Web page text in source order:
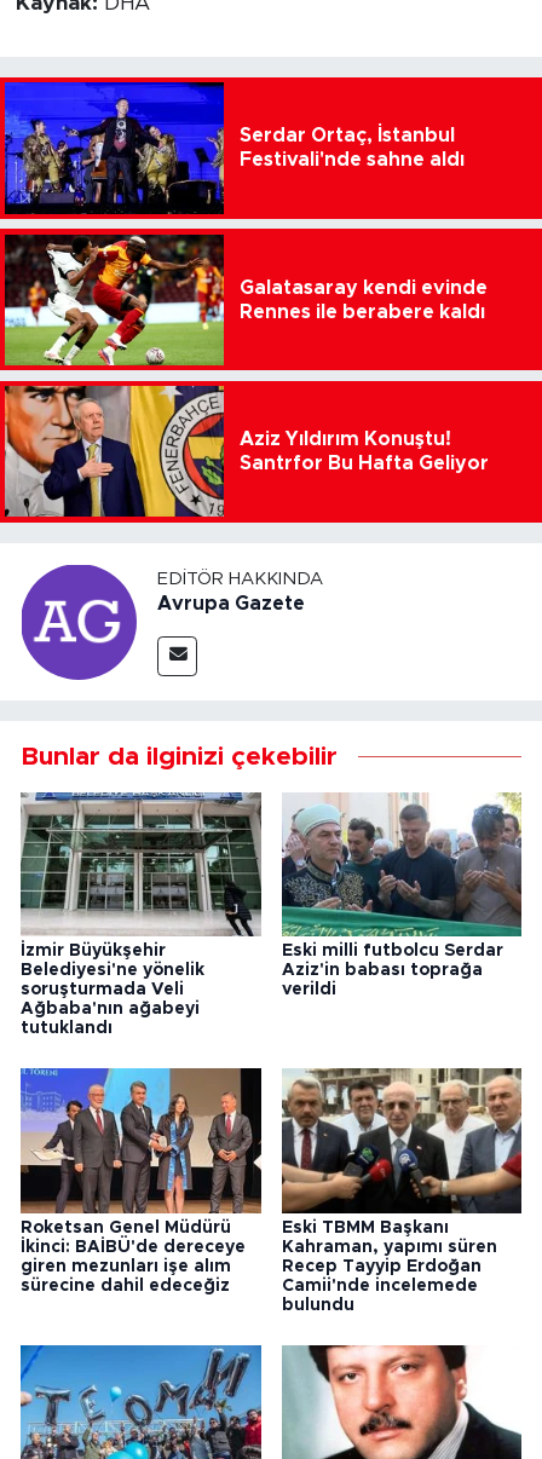
Serdar Ortaç, İstanbul
Festivali'nde sahne aldı
Galatasaray kendi evinde
Rennes ile berabere kaldı
Aziz Yıldırım Konuştu!
Santrfor Bu Hafta Geliyor
EDITÖR HAKKINDA
Avrupa Gazete
Bunlar da ilginizi çekebilir
İzmir Büyükşehir
Belediyesi'ne yönelik
soruşturmada Veli
Ağbaba'nın ağabeyi
tutuklandı
Eski milli futbolcu Serdar
Aziz'in babası toprağa
verildi
Roketsan Genel Müdürü
İkinci: BAİBÜ'de dereceye
giren mezunları işe alım
sürecine dahil edeceğiz
Eski TBMM Başkanı
Kahraman, yapımı süren
Recep Tayyip Erdoğan
Camii'nde incelemede
bulundu